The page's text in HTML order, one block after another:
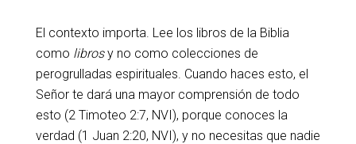
El contexto importa. Lee los libros de la Biblia
como librosy no como colecciones de
perogrulladas espirituales. Cuando haces esto, el
Señor te dará una mayor comprensión de todo
esto (2 Timoteo 2:7, NVI), porque conoces la
verdad (1 Juan 2:20, NVI), y no necesitas que nadie